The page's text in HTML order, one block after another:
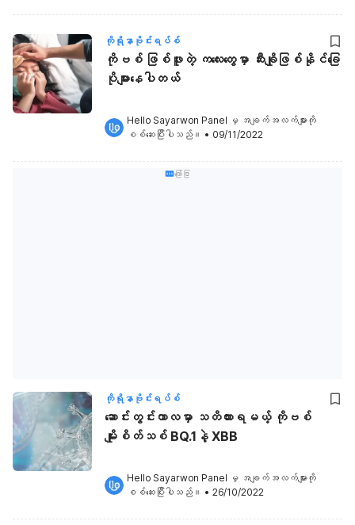
ကိုရိုနာဗိုင်းရပ်စ်
ကိုဗစ် ဖြစ်ဖူးတဲ့ က​လေးတွေမှာ ဆီးချိုဖြစ်နိုင်ခြေ
ပိုများနေပါတယ်
Hello Sayarwon Panel မှ အချက်အလက်များကို
စစ်ဆေးပြီးပါသည်။ • 09/11/2022
ကြော်ငြာ
ကိုရိုနာဗိုင်းရပ်စ်
ဆောင်းတွင်းကာလမှာ သတိထားရမယ့် ကိုဗစ်
မျိုးစိတ်သစ် BQ.1နဲ့ XBB
Hello Sayarwon Panel မှ အချက်အလက်များကို
စစ်ဆေးပြီးပါသည်။ • 26/10/2022